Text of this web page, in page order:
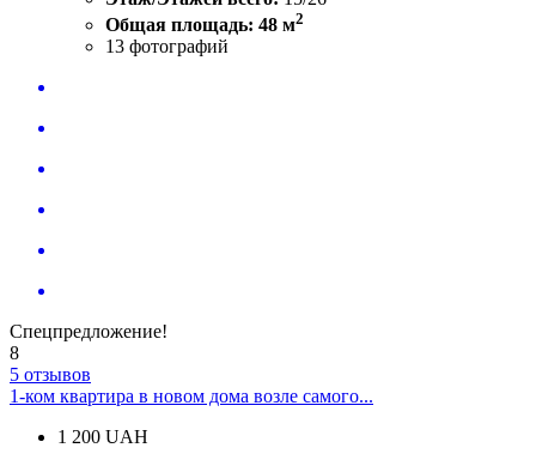
Общая площадь: 48 м2
13 фотографий
Спецпредложение!
8
5 отзывов
1-ком квартира в новом дома возле самого...
1 200 UAH